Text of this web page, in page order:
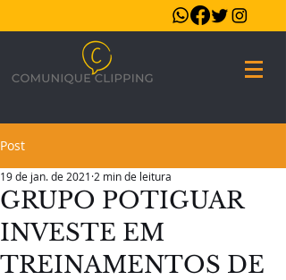
Post
GRUPO POTIGUAR
INVESTE EM
TREINAMENTOS DE
19 de jan. de 2021 2 min de leitura